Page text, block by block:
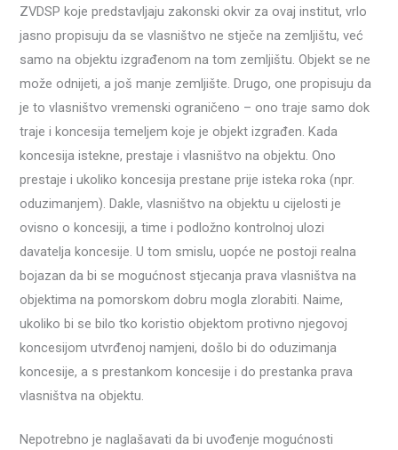
ZVDSP koje predstavljaju zakonski okvir za ovaj institut, vrlo
jasno propisuju da se vlasništvo ne stječe na zemljištu, već
samo na objektu izgrađenom na tom zemljištu. Objekt se ne
može odnijeti, a još manje zemljište. Drugo, one propisuju da
je to vlasništvo vremenski ograničeno – ono traje samo dok
traje i koncesija temeljem koje je objekt izgrađen. Kada
koncesija istekne, prestaje i vlasništvo na objektu. Ono
prestaje i ukoliko koncesija prestane prije isteka roka (npr.
oduzimanjem). Dakle, vlasništvo na objektu u cijelosti je
ovisno o koncesiji, a time i podložno kontrolnoj ulozi
davatelja koncesije. U tom smislu, uopće ne postoji realna
bojazan da bi se mogućnost stjecanja prava vlasništva na
objektima na pomorskom dobru mogla zlorabiti. Naime,
ukoliko bi se bilo tko koristio objektom protivno njegovoj
koncesijom utvrđenoj namjeni, došlo bi do oduzimanja
koncesije, a s prestankom koncesije i do prestanka prava
vlasništva na objektu.
Nepotrebno je naglašavati da bi uvođenje mogućnosti